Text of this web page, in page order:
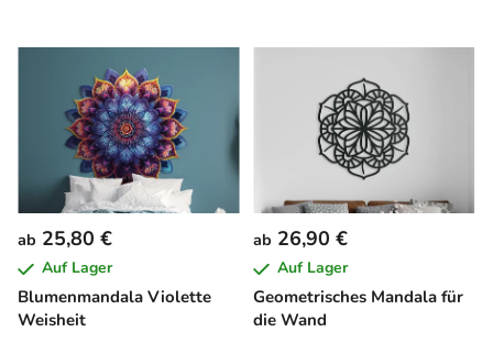
Blumenmandala Violette
Weisheit
ab 25,80 €
Auf Lager
Geometrisches Mandala für
die Wand
ab 26,90 €
Auf Lager